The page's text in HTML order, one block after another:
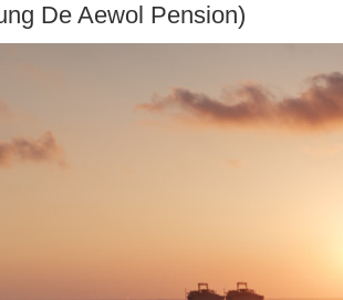
De Aewol Pension)